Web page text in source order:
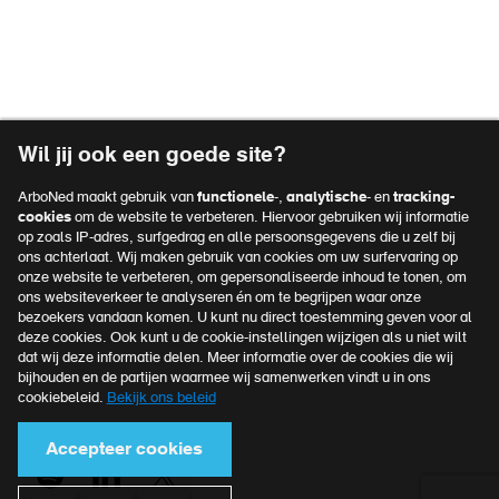
navigatie
Officieel kennispartner van
MKB Nederland
Meer over MKB Nederland
Voet
navigatie
Privacyreglement
Algemene voorwaarden
Klachtenprocedure
Cookies
Voet
Wil jij ook een goede site?
ArboNed maakt gebruik van functionele-, analytische- en tracking-
cookiesom de website te verbeteren. Hiervoor gebruiken wij informatie
op zoals IP-adres, surfgedrag en alle persoonsgegevens die u zelf bij
ons achterlaat. Wij maken gebruik van cookies om uw surfervaring op
onze website te verbeteren, om gepersonaliseerde inhoud te tonen, om
ons websiteverkeer te analyseren én om te begrijpen waar onze
bezoekers vandaan komen. U kunt nu direct toestemming geven voor al
deze cookies. Ook kunt u de cookie-instellingen wijzigen als u niet wilt
dat wij deze informatie delen. Meer informatie over de cookies die wij
bijhouden en de partijen waarmee wij samenwerken vindt u in ons
cookiebeleid. Bekijk ons beleid
Accepteer cookies